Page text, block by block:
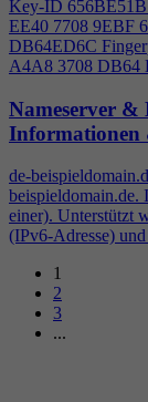
Key-ID
EE40 7708 9EBF
DB64ED6C
A4A8 3708 DB64
Nameserver &
Informationen
de-
beispieldomain.de.
einer). Unterstützt
(IPv6-Adresse)
1
2
3
...